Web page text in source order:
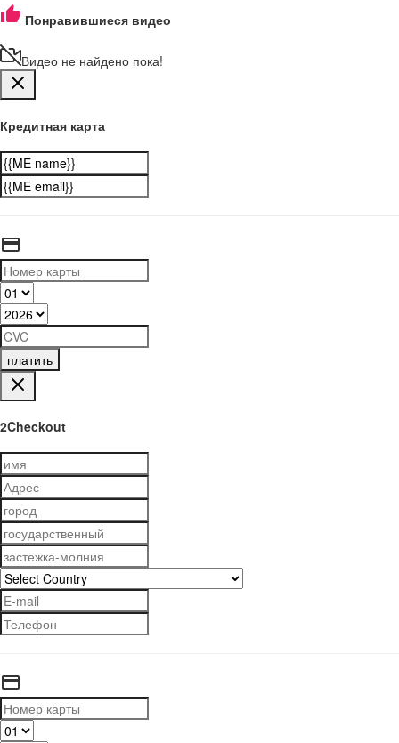
Понравившиеся видео
Видео не найдено пока!
Кредитная карта
платить
2Checkout